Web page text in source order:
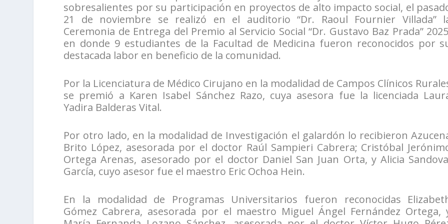
sobresalientes por su participación en proyectos de alto impacto social, el
21 de noviembre se realizó en el auditorio “Dr. Raoul Fournier Villada”
Ceremonia de Entrega del Premio al Servicio Social “Dr. Gustavo Baz Prada”
en donde 9 estudiantes de la Facultad de Medicina fueron reconocidos por
destacada labor en beneficio de la comunidad.
Por la Licenciatura de Médico Cirujano en la modalidad de Campos Clínicos
se premió a Karen Isabel Sánchez Razo, cuya asesora fue la licenciada
Yadira Balderas Vital.
Por otro lado, en la modalidad de Investigación el galardón lo recibieron
Brito López, asesorada por el doctor Raúl Sampieri Cabrera; Cristóbal
Ortega Arenas, asesorado por el doctor Daniel San Juan Orta, y Alicia
García, cuyo asesor fue el maestro Eric Ochoa Hein.
En la modalidad de Programas Universitarios fueron reconocidas
Gómez Cabrera, asesorada por el maestro Miguel Ángel Fernández Ortega,